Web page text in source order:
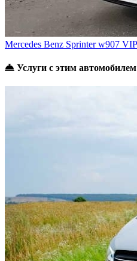
Mercedes Benz Sprinter w907 VIP
Услуги с этим автомобилем